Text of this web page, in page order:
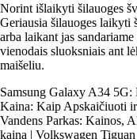
Norint išlaikyti šilauoges
Geriausia šilauoges laikyti
arba laikant jas
vienodais sluoksniais ant
maišeliu.
Samsung Galaxy A34
Kaina: Kaip Apskaičiuoti
Vandens Parkas: Kainos,
kaina | Volkswagen